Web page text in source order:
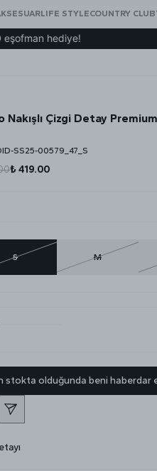
LIFE STYLECOUNTRY CLUB
hediye!
Nakışlı Çizgi Detay
SS25-00579_47_S
₺ 419.00
S M
stokta olduğunda beni haberdar